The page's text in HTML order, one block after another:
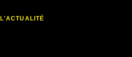
L'ACTUALITÉ